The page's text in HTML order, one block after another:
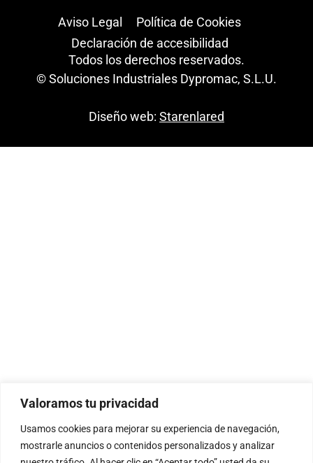
Valoramos tu privacidad
Usamos cookies para mejorar su experiencia de navegación,
mostrarle anuncios o contenidos personalizados y analizar
Aviso Legal
Política de Cookies
Declaración de accesibilidad
Todos los derechos reservados.
© Soluciones Industriales Dypromac, S.L.U.
Diseño web: Starenlared